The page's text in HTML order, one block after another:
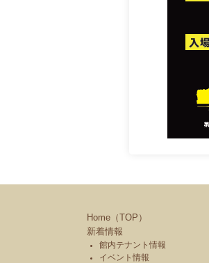
Home（TOP）
新着情報
館内テナント情報
イベント情報